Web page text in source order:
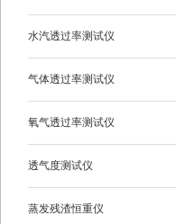
水汽透过率测试仪
气体透过率测试仪
氧气透过率测试仪
透气度测试仪
蒸发残渣恒重仪